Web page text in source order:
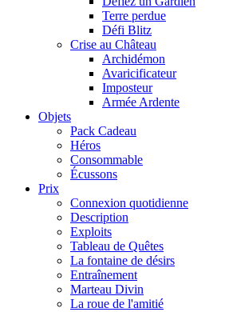
Terre perdue
Défi Blitz
Crise au Château
Archidémon
Avaricificateur
Imposteur
Armée Ardente
Objets
Pack Cadeau
Héros
Consommable
Écussons
Prix
Connexion quotidienne
Description
Exploits
Tableau de Quêtes
La fontaine de désirs
Entraînement
Marteau Divin
La roue de l'amitié